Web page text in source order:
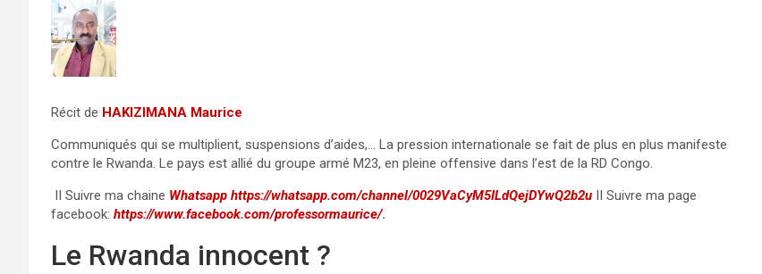
Récit de HAKIZIMANA Maurice
Communiqués qui se multiplient, suspensions d’aides,… La pression internationale se fait de plus en plus manifeste
contre le Rwanda. Le pays est allié du groupe armé M23, en pleine offensive dans l’est de la RD Congo.
II Suivre ma chaine Whatsapp https://whatsapp.com/channel/0029VaCyM5ILdQejDYwQ2b2u II Suivre ma page
facebook: https://www.facebook.com/professormaurice/.
Le Rwanda innocent ?